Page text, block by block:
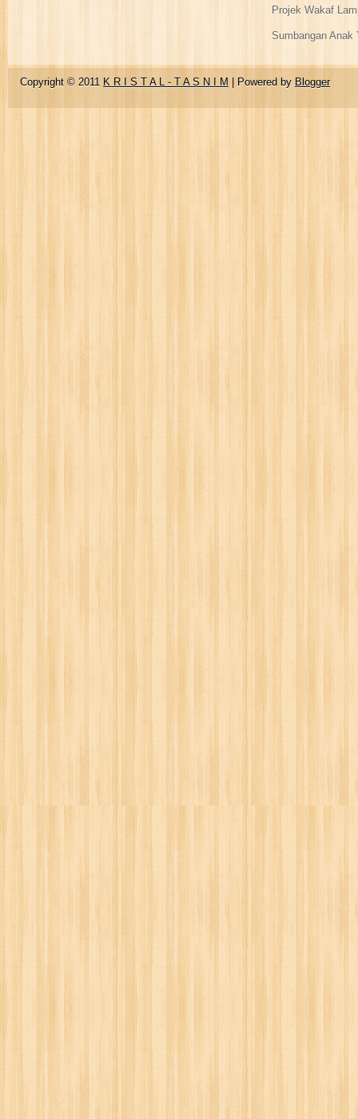
Projek Wakaf
Sumbangan Anak
Copyright © 2011 K R I S T A L - T A S N I M | Powered by Blogger